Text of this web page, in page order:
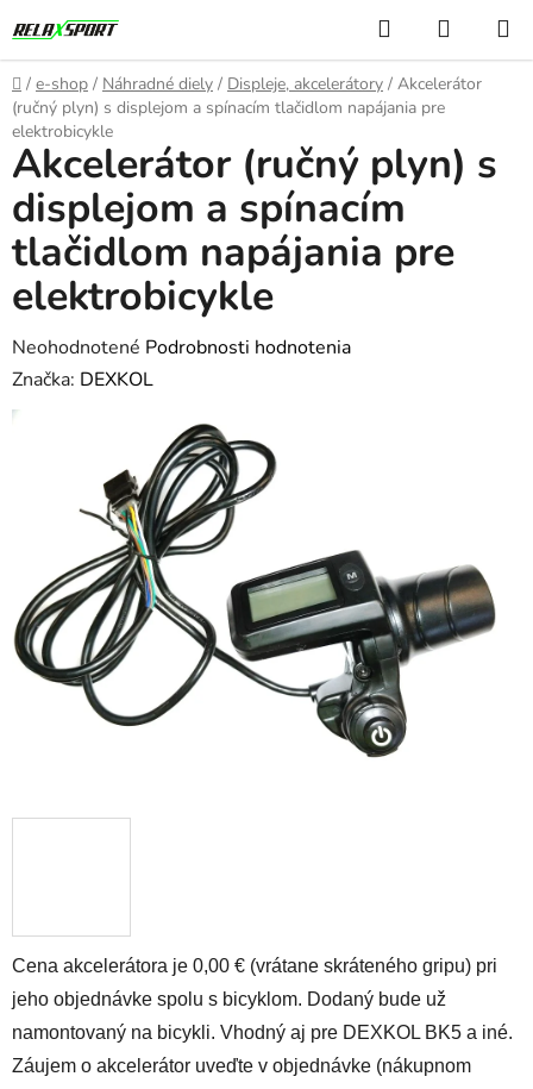
na
obsah
Hľadať
KOŠÍK
Domov
/ e-shop / Náhradné diely / Displeje, akcelerátory / Akcelerátor
(ručný plyn) s displejom a spínacím tlačidlom napájania pre
elektrobicykle
Cena akcelerátora je 0,00 € (vrátane skráteného gripu) pri
jeho objednávke spolu s bicyklom. Dodaný bude už
namontovaný na bicykli. Vhodný aj pre DEXKOL BK5 a iné.
Záujem o akcelerátor uveďte v objednávke (nákupnom
Akcelerátor (ručný plyn) s
displejom a spínacím
tlačidlom napájania pre
elektrobicykle
Priemerné
hodnotenie
produktu
hviezdičiek.
Neohodnotené Podrobnosti hodnotenia
Značka: DEXKOL